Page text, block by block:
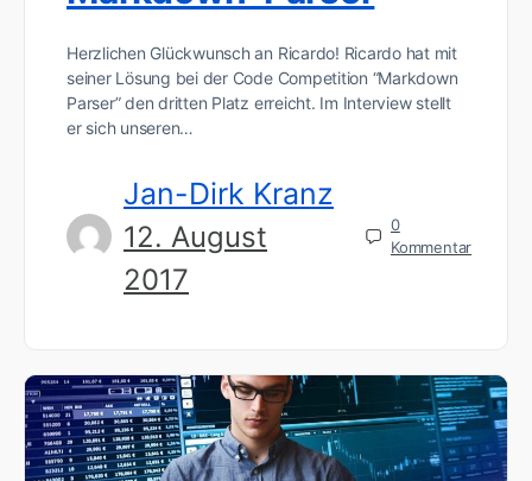
Herzlichen Glückwunsch an Ricardo! Ricardo hat mit
seiner Lösung bei der Code Competition “Markdown
Parser” den dritten Platz erreicht. Im Interview stellt
er sich unseren…
Jan-Dirk Kranz
12. August
2017
0
Kommentar